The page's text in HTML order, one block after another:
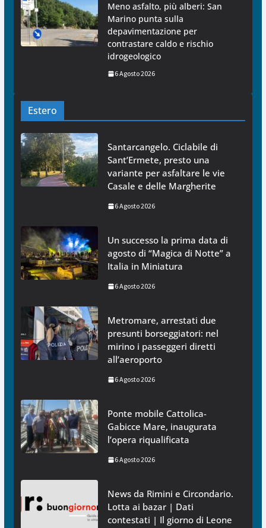
Meno asfalto, più alberi: San
Marino punta sulla
depavimentazione per
contrastare caldo e rischio
idrogeologico
6 Agosto 2026
Estero
Santarcangelo. Ciclabile di
Sant’Ermete, presto una
variante per asfaltare le vie
Casale e delle Margherite
6 Agosto 2026
Un successo la prima data di
agosto di “Magica di Notte” a
Italia in Miniatura
6 Agosto 2026
Metromare, arrestati due
presunti borseggiatori: nel
mirino i passeggeri diretti
all’aeroporto
6 Agosto 2026
Ponte mobile Cattolica-
Gabicce Mare, inaugurata
l’opera riqualificata
6 Agosto 2026
News da Rimini e Circondario.
Lotta ai bazar | Dati
contestati | Il giorno di Leone